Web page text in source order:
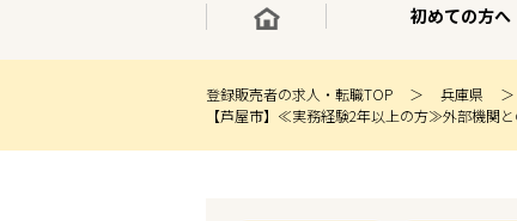
初めての方へ
登録販売者の求人・転職TOP 兵庫県
【芦屋市】≪実務経験2年以上の方≫外部機関